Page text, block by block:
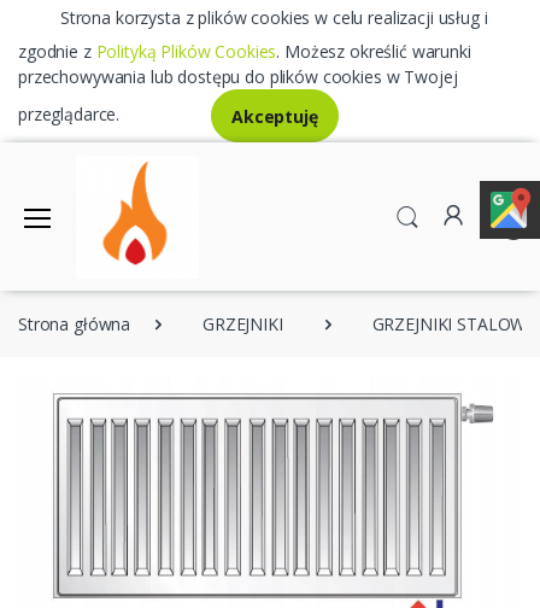
Strona korzysta z plików cookies w celu realizacji usług i
zgodnie z Polityką Plików Cookies. Możesz określić warunki
przechowywania lub dostępu do plików cookies w Twojej
przeglądarce.
Akceptuję
0
Strona główna GRZEJNIKI GRZEJNIKI STALOWE